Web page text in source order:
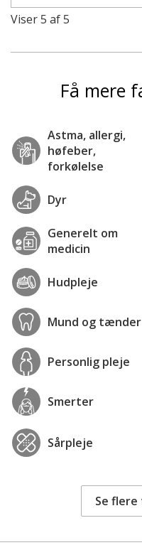
Viser5 af5
Få mere
Astma, allergi,
høfeber,
forkølelse
Dyr
Generelt om
medicin
Hudpleje
Mund og tænder
Personlig pleje
Smerter
Sårpleje
Se